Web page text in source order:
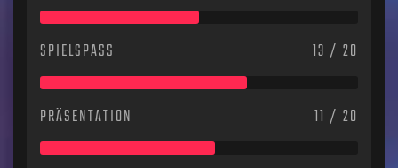
SPIELSPASS 13 / 20
PRÄSENTATION 11 / 20